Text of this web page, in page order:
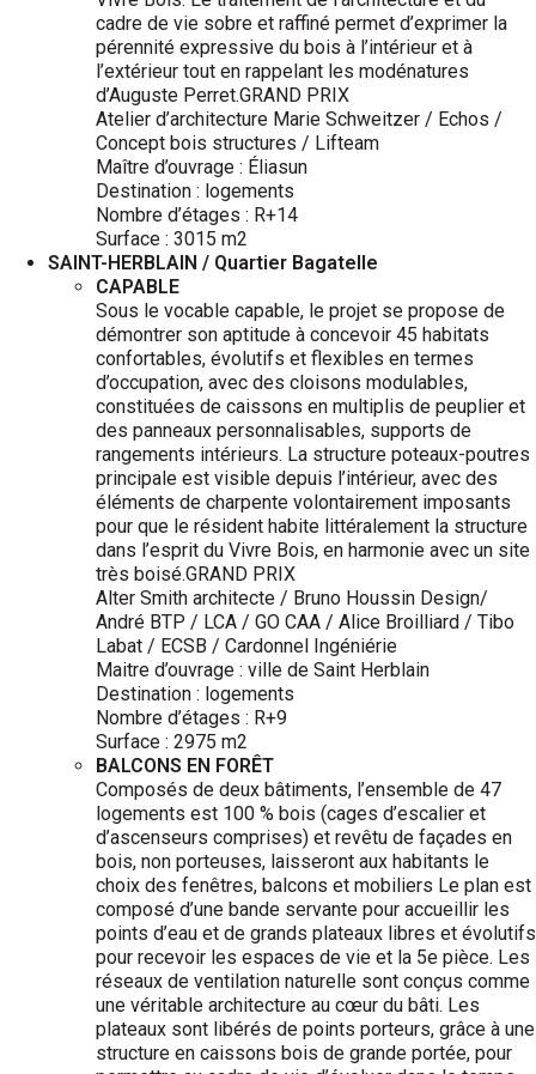
cadre de vie sobre et raffiné permet d’exprimer la
pérennité expressive du bois à l’intérieur et à
l’extérieur tout en rappelant les modénatures
d’Auguste Perret.GRAND PRIX
Atelier d’architecture Marie Schweitzer / Echos /
Concept bois structures / Lifteam
Maître d’ouvrage : Éliasun
Destination : logements
Nombre d’étages : R+14
Surface : 3015 m2
SAINT-HERBLAIN / Quartier Bagatelle
CAPABLE
Sous le vocable capable, le projet se propose de
démontrer son aptitude à concevoir 45 habitats
confortables, évolutifs et flexibles en termes
d’occupation, avec des cloisons modulables,
constituées de caissons en multiplis de peuplier et
des panneaux personnalisables, supports de
rangements intérieurs. La structure poteaux-poutres
principale est visible depuis l’intérieur, avec des
éléments de charpente volontairement imposants
pour que le résident habite littéralement la structure
dans l’esprit du Vivre Bois, en harmonie avec un site
très boisé.GRAND PRIX
Alter Smith architecte / Bruno Houssin Design/
André BTP / LCA / GO CAA / Alice Broilliard / Tibo
Labat / ECSB / Cardonnel Ingéniérie
Maitre d’ouvrage : ville de Saint Herblain
Destination : logements
Nombre d’étages : R+9
Surface : 2975 m2
BALCONS EN FORÊT
Composés de deux bâtiments, l’ensemble de 47
logements est 100 % bois (cages d’escalier et
d’ascenseurs comprises) et revêtu de façades en
bois, non porteuses, laisseront aux habitants le
choix des fenêtres, balcons et mobiliers Le plan est
composé d’une bande servante pour accueillir les
points d’eau et de grands plateaux libres et évolutifs
pour recevoir les espaces de vie et la 5e pièce. Les
réseaux de ventilation naturelle sont conçus comme
une véritable architecture au cœur du bâti. Les
plateaux sont libérés de points porteurs, grâce à une
structure en caissons bois de grande portée, pour